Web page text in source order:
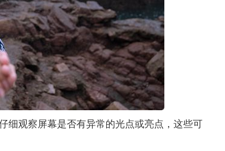
细观察屏幕是否有异常的光点或亮点，这些可